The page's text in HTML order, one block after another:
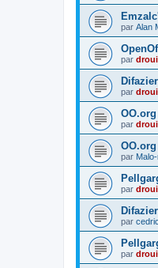
par Alan
par
par
par
par
par
par cedric
par